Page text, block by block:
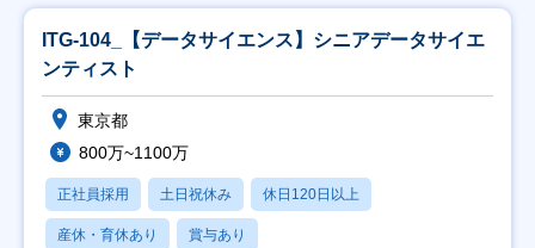
ITG-104_【データサイエンス】シニアデータサイエ
ンティスト
東京都
800万~1100万
正社員採用 土日祝休み 休日120日以上
産休・育休あり 賞与あり